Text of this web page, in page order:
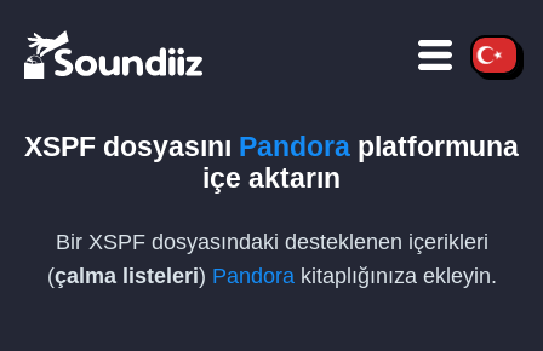
XSPF dosyasını Pandora platformuna
içe aktarın
Bir XSPFdosyasındaki desteklenen içerikleri
(çalma listeleri) Pandorakitaplığınıza ekleyin.